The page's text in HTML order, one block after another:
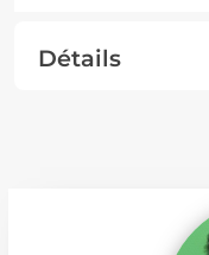
Détails